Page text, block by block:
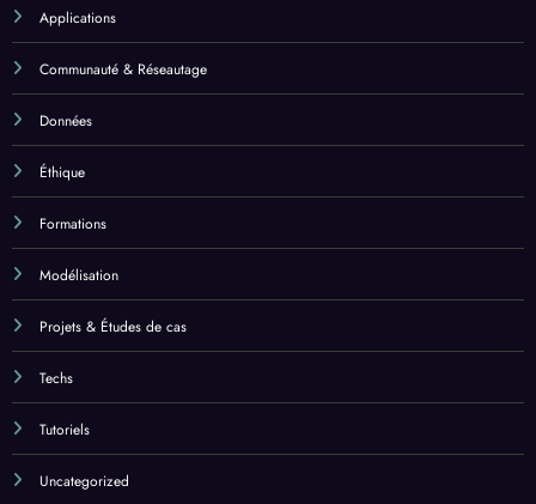
Applications
Communauté & Réseautage
Données
Éthique
Formations
Modélisation
Projets & Études de cas
Techs
Tutoriels
Uncategorized